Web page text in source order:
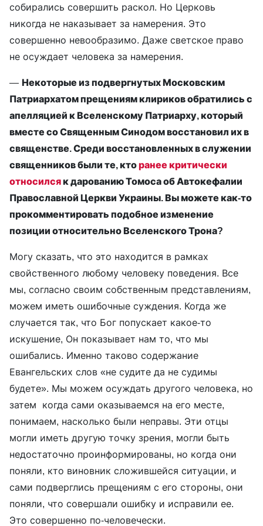
собирались совершить раскол. Но Церковь
никогда не наказывает за намерения. Это
совершенно невообразимо. Даже светское право
не осуждает человека за намерения.
— Некоторые из подвергнутых Московским
Патриархатом прещениям клириков обратились с
апелляцией к Вселенскому Патриарху, который
вместе со Священным Синодом восстановил их в
священстве. Среди восстановленных в служении
священников были те, кторанее критически
относилсяк дарованию Томоса об Автокефалии
Православной Церкви Украины. Вы можете как-то
прокомментировать подобное изменение
позиции относительно Вселенского Трона?
Могу сказать, что это находится в рамках
свойственного любому человеку поведения. Все
мы, согласно своим собственным представлениям,
можем иметь ошибочные суждения. Когда же
случается так, что Бог попускает какое-то
искушение, Он показывает нам то, что мы
ошибались. Именно таково содержание
Евангельских слов «не судите да не судимы
будете». Мы можем осуждать другого человека, но
затем когда сами оказываемся на его месте,
понимаем, насколько были неправы. Эти отцы
могли иметь другую точку зрения, могли быть
недостаточно проинформированы, но когда они
поняли, кто виновник сложившейся ситуации, и
сами подверглись прещениям с его стороны, они
поняли, что совершали ошибку и исправили ее.
Это совершенно по-человечески.